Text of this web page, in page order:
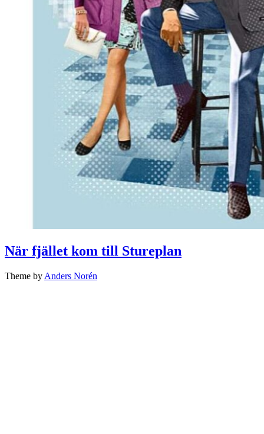
När fjället kom till Stureplan
Theme by Anders Norén